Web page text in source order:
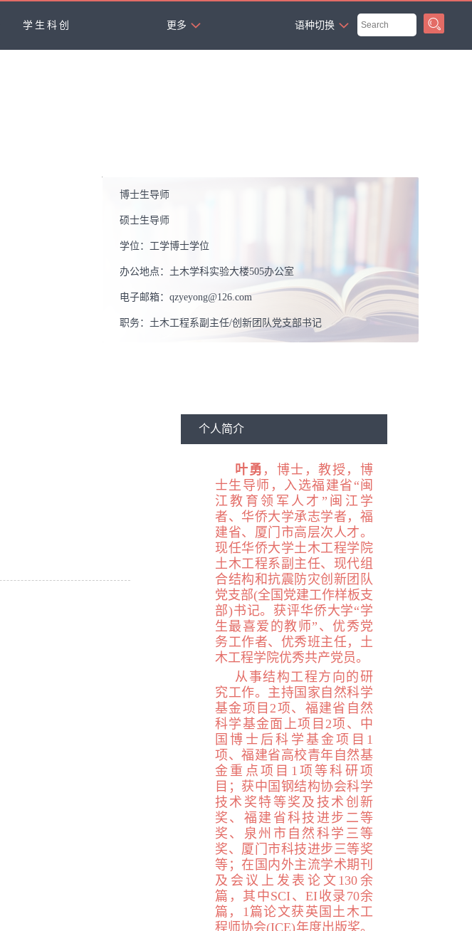
学生科创 更多
语种切换
博士生导师
硕士生导师
学位： 工学博士学位
办公地点： 土木学科实验大楼505办公室
电子邮箱： qzyeyong@126.com
职务： 土木工程系副主任/创新团队党支部书记
个人简介
叶勇 ， 博士，教授，博
士生导师，入选福建省“闽
江教育领军人才”闽江学
者、华侨大学承志学者，福
建省、厦门市高层次人才。
现任华侨大学土木工程学院
土木工程系副主任、现代组
合结构和抗震防灾创新团队
党支部(全国党建工作样板支
部)书记。获评华侨大学“学
生最喜爱的教师”、优秀党
务工作者、优秀班主任，土
木工程学院优秀共产党员。
从事结构工程方向的研
究工作。主持国家自然科学
基金项目2项、福建省自然
科学基金面上项目 2项、中
国博士后科学基金项目 1
项、福建省高校青年自然基
金重点项目 1 项等科研项
目；获中国钢结构协会科学
技术奖特等奖及技术创新
奖、福建省科技进步二等
奖、泉州市自然科学三等
奖、厦门市科技进步三等奖
等；在国内外主流学术期刊
及会议上发表论文 130 余
篇，其中SCI、 EI收录 70余
篇， 1篇论文获英国土木工
程师协会(ICE)年度出版奖。